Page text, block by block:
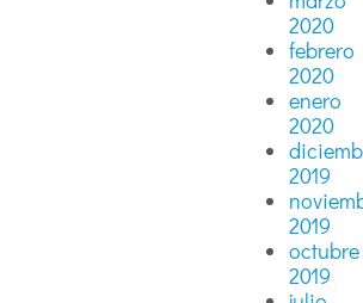
2020
febrero
2020
enero
2020
2019
2019
octubre
2019